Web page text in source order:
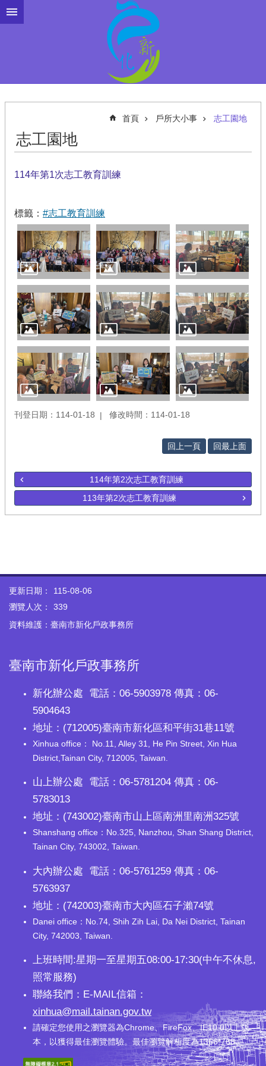
跳到主要內容區塊
首頁 戶所大小事 志工園地
志工園地
114年第1次志工教育訓練
標籤： #志工教育訓練
刊登日期：114-01-18 修改時間：114-01-18
回上一頁 回最上面
114年第2次志工教育訓練
113年第2次志工教育訓練
更新日期：
115-08-06
瀏覽人次：
339
資料維護：臺南市新化戶政事務所
臺南市新化戶政事務所
新化辦公處 電話：06-5903978 傳真：06-
5904643
地址：(712005)臺南市新化區和平街31巷11號
Xinhua office： No.11, Alley 31, He Pin Street, Xin Hua
District,Tainan City, 712005, Taiwan.
山上辦公處 電話：06-5781204 傳真：06-
5783013
地址：(743002)臺南市山上區南洲里南洲325號
Shanshang office：No.325, Nanzhou, Shan Shang District,
Tainan City, 743002, Taiwan.
大內辦公處 電話：06-5761259 傳真：06-
5763937
地址：(742003)臺南市大內區石子瀨74號
Danei office：No.74, Shih Zih Lai, Da Nei District, Tainan
City, 742003, Taiwan.
上班時間:星期一至星期五08:00-17:30(中午不休息,
照常服務)
聯絡我們：E-MAIL信箱：
xinhua@mail.tainan.gov.tw
請確定您使用之瀏覽器為Chrome、FireFox、IE10.0以上版
本，以獲得最佳瀏覽體驗。最佳瀏覽解析度為1366*768。